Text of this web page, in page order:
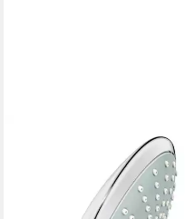
Handbrause Euphoria 110
Mono 1, Strahlart - Chrom
lieferbar - in 2-3 Werktagen bei dir